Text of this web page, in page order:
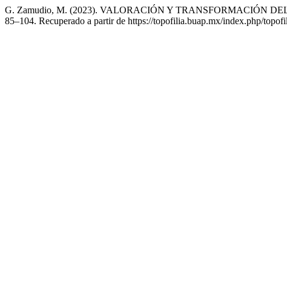
G. Zamudio, M. (2023). VALORACIÓN Y TRANSFORMACIÓN
85–104. Recuperado a partir de https://topofilia.buap.mx/index.php/